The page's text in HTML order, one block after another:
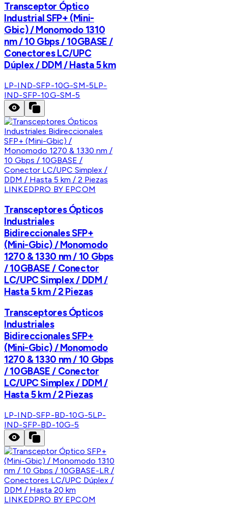
Transceptor Óptico
Industrial SFP+ (Mini-
Gbic) / Monomodo 1310
nm / 10 Gbps / 10GBASE /
Conectores LC/UPC
Dúplex / DDM / Hasta 5 km
LP-IND-SFP-10G-SM-5LP-
IND-SFP-10G-SM-5
LINKEDPRO BY EPCOM
Transceptores Ópticos
Industriales
Bidireccionales SFP+
(Mini-Gbic) / Monomodo
1270 & 1330 nm / 10 Gbps
/ 10GBASE / Conector
LC/UPC Simplex / DDM /
Hasta 5 km / 2 Piezas
Transceptores Ópticos
Industriales
Bidireccionales SFP+
(Mini-Gbic) / Monomodo
1270 & 1330 nm / 10 Gbps
/ 10GBASE / Conector
LC/UPC Simplex / DDM /
Hasta 5 km / 2 Piezas
LP-IND-SFP-BD-10G-5LP-
IND-SFP-BD-10G-5
LINKEDPRO BY EPCOM